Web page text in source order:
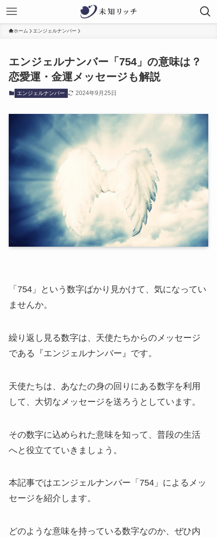
ホーム エンジェルナンバー
エンジェルナンバー「754」の意味は？
恋愛運・金運メッセージも解説
エンジェルナンバー 2024年9月25日
「754」という数字ばかり見かけて、気になってい
ませんか。
繰り返し見る数字は、天使たちからのメッセージ
である『エンジェルナンバー』です。
天使たちは、あなたの身の回りにある数字を利用
して、大切なメッセージを送ろうとしています。
その数字に込められた意味を知って、普段の生活
へと役立てていきましょう。
本記事ではエンジェルナンバー「754」によるメッ
セージを紹介します。
どのような意味を持っている数字なのか、ぜひ内